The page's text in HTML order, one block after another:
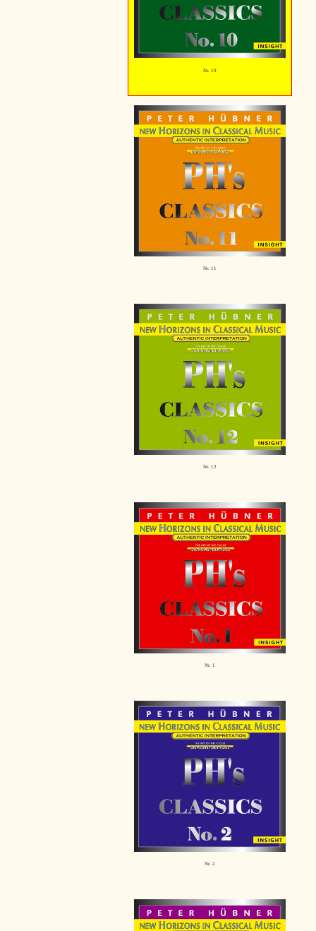
Nr. 10
Nr. 11
Nr. 12
Nr. 1
Nr. 2